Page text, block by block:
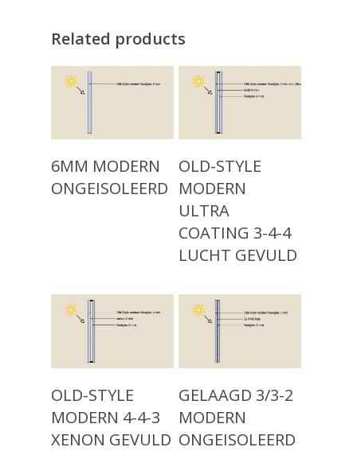
Related products
6MM MODERN
ONGEISOLEERD
OLD-STYLE
MODERN
ULTRA
COATING 3-4-4
LUCHT GEVULD
OLD-STYLE
MODERN 4-4-3
XENON GEVULD
GELAAGD 3/3-2
MODERN
ONGEISOLEERD
Producten
(voor 1920)
Klassiek Isolatieglas
1960)
Modern Isolatieglas
Nieuw: Vacuümglas
Advies
Projecten
Over ons
Showroom
Contact